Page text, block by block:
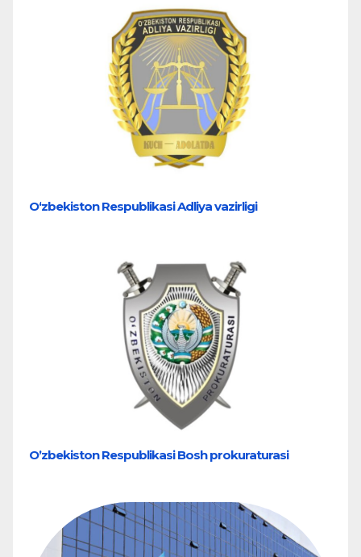
O‘zbekiston Respublikasi Adliya vazirligi
Oʼzbekiston Respublikasi Bosh prokuraturasi